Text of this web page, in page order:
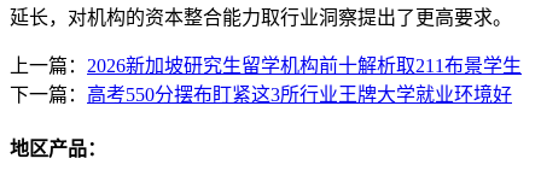
延长，对机构的资本整合能力取行业洞察提出了更高要求。
上一篇： 2026新加坡研究生留学机构前十解析取211布景学生
下一篇： 高考550分摆布盯紧这3所行业王牌大学就业环境好
地区产品：